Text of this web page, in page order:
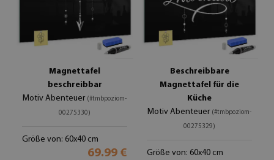
Magnettafel
beschreibbar
Motiv Abenteuer (#tmbpoziom-
00275330)
Größe von: 60x40 cm
69.99 €
Beschreibbare
Magnettafel für die
Küche
Motiv Abenteuer (#tmbpoziom-
00275329)
Größe von: 60x40 cm